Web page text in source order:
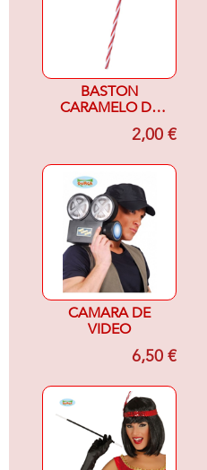
BASTON
CARAMELO DE
NAVIDAD 80 CTM
2,00 €
CAMARA DE
VIDEO
6,50 €